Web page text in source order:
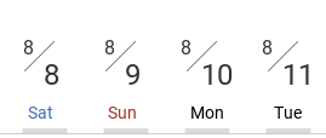
8
8
Sat
8
9
Sun
8
10
Mon
8
11
Tue